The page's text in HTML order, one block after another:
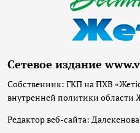
Сетевое издание
Собственник: ГКП на ПХВ
внутренней политики области
Редактор веб-сайта: